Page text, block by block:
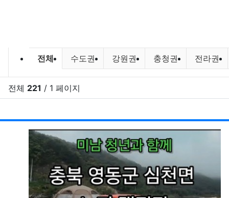
캠핑정보 및 캠핑장비 소개 분류 목
전체 수도권 강원권 충청권 전라권
전체 221 / 1 페이지